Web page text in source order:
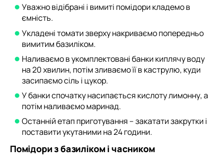
Уважно відібрані і вимиті помідори кладемо в
ємність.
Укладені томати зверху накриваємо попередньо
вимитим базиліком.
Наливаємо в укомплектовані банки киплячу воду
на 20 хвилин, потім зливаємо її в каструлю, куди
засипаємо сіль і цукор.
У банки спочатку насипається кислоту лимонну, а
потім наливаємо маринад.
Останній етап приготування – закатати закрутки і
поставити укутаними на 24 години.
Помідори з базиліком і часником